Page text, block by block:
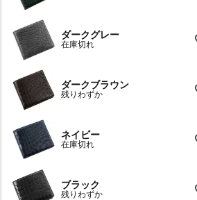
ダークグレー
在庫切れ
ダークブラウン
残りわずか
ネイビー
在庫切れ
ブラック
残りわずか